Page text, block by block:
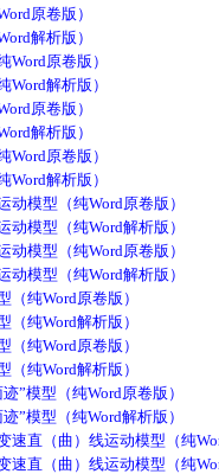
原卷版）
解析版）
原卷版）
解析版）
原卷版）
解析版）
原卷版）
解析版）
模型（纯Word原卷版）
模型（纯Word解析版）
模型（纯Word原卷版）
模型（纯Word解析版）
纯Word原卷版）
纯Word解析版）
纯Word原卷版）
纯Word解析版）
模型（纯Word原卷版）
模型（纯Word解析版）
直（曲）线运动模型（纯
直（曲）线运动模型（纯